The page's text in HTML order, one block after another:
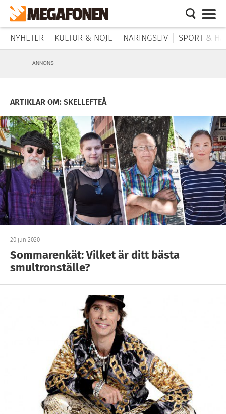
NYHETER KULTUR & NÖJE NÄRINGSLIV SPORT &
ANNONS
ARTIKLAR OM: SKELLEFTEÅ
20 jun 2020
Sommarenkät: Vilket är ditt bästa
smultronställe?